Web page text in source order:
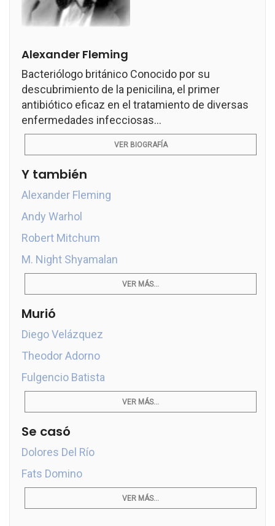
Alexander Fleming
Bacteriólogo británico Conocido por su
descubrimiento de la penicilina, el primer
antibiótico eficaz en el tratamiento de diversas
enfermedades infecciosas...
VER BIOGRAFÍA
Y también
Alexander Fleming
Andy Warhol
Robert Mitchum
M. Night Shyamalan
VER MÁS...
Murió
Diego Velázquez
Theodor Adorno
Fulgencio Batista
VER MÁS...
Se casó
Dolores Del Río
Fats Domino
VER MÁS...